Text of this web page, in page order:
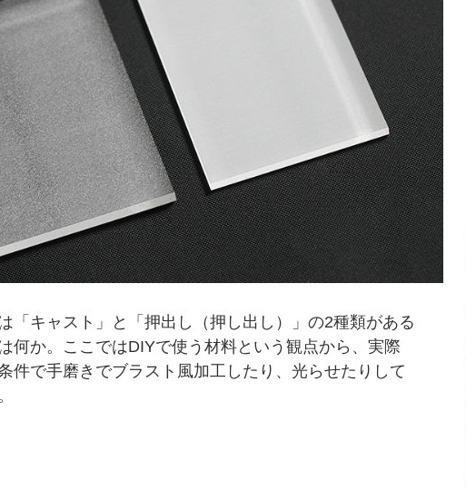
「キャスト」と「押出し（押し出し）」の2種類がある
何か。ここではDIYで使う材料という観点から、実際
件で手磨きでブラスト風加工したり、光らせたりして